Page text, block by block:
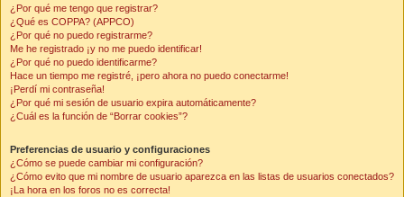
¿Por qué me tengo que registrar?
¿Qué es COPPA? (APPCO)
¿Por qué no puedo registrarme?
Me he registrado ¡y no me puedo identificar!
¿Por qué no puedo identificarme?
Hace un tiempo me registré, ¡pero ahora no puedo conectarme!
¡Perdí mi contraseña!
¿Por qué mi sesión de usuario expira automáticamente?
¿Cuál es la función de “Borrar cookies”?
Preferencias de usuario y configuraciones
¿Cómo se puede cambiar mi configuración?
¿Cómo evito que mi nombre de usuario aparezca en las listas de usuarios conectados?
¡La hora en los foros no es correcta!